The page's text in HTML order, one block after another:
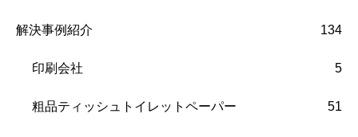
解決事例紹介 134
印刷会社 5
粗品ティッシュトイレットペーパー 51